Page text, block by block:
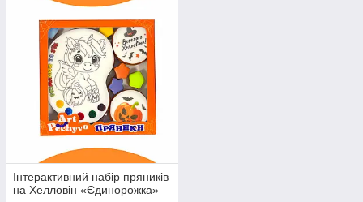
Інтерактивний набір пряників
на Хелловін «Єдинорожка»